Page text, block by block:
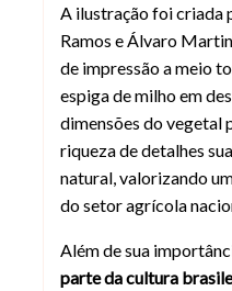
A ilustração foi criada
Ramos e Álvaro
de impressão a meio
espiga de milho em
dimensões do vegetal
riqueza de detalhes
natural, valorizando
do setor agrícola
Além de sua
parte da cultura